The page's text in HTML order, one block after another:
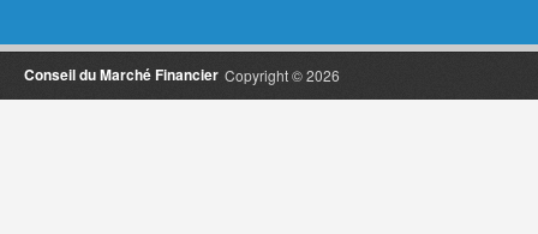
Copyright © 2026
Conseil du Marché Financier